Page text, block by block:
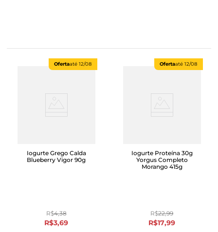
Ofertaaté 12/08
Iogurte Grego Calda
Blueberry Vigor 90g
R$4,38
R$3,69
Ofertaaté 12/08
Iogurte Proteína 30g
Yorgus Completo
Morango 415g
R$22,99
R$17,99